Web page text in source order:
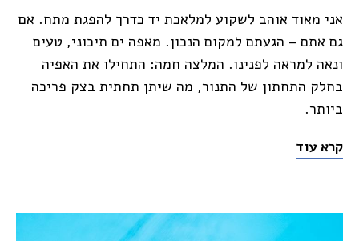
אני מאוד אוהב לשקוע למלאכת יד כדרך להפגת מתח. אם
גם אתם – הגעתם למקום הנכון. מאפה ים תיכוני, טעים
ונאה למראה לפנינו. המלצה חמה: התחילו את האפיה
בחלק התחתון של התנור, מה שיתן תחתית בצק פריכה
ביותר.
קרא עוד